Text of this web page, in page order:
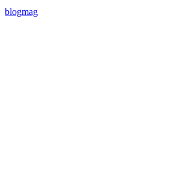
blogmag